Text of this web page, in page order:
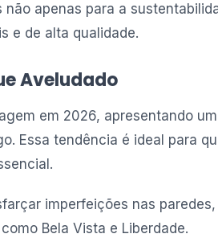
apenas para a
e de alta qualidade.
Aveludado
em 2026, apresentando
Essa tendência é ideal para
imperfeições nas
Bela Vista e Liberdade.